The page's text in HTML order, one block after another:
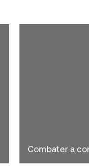
Combater a